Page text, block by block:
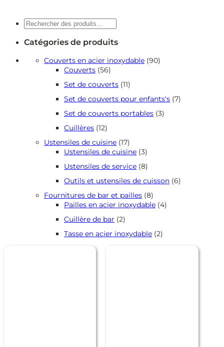
Recherche
Catégories de produits
Couverts en acier inoxydable 9090
Couverts 5656
Set de couverts 1111
Set de couverts pour enfants's 77
Set de couverts portables 33
Cuillères 1212
Ustensiles de cuisine 1717
produits
Ustensiles de cuisine 33
Ustensiles de service 88
Outils et ustensiles de cuisson 66
Fournitures de bar et pailles 88
produits
Pailles en acier inoxydable 44
Cuillère de bar 22
Tasse en acier inoxydable 22